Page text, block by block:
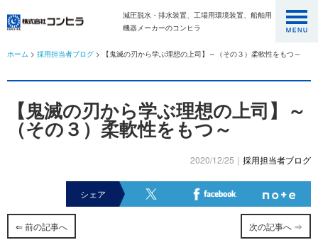
減圧脱水・排水装置、工場用環境装置、船舶用
機器メーカーのコンヒラ
ホーム > 採用担当者ブログ > 【鬼滅の刃から学ぶ理想の上司】～（その３）柔軟性をもつ～
【鬼滅の刃から学ぶ理想の上司】～
（その３）柔軟性をもつ～
2020/12/25｜ 採用担当者ブログ
シェア
⇐ 前の記事へ 次の記事へ ⇒